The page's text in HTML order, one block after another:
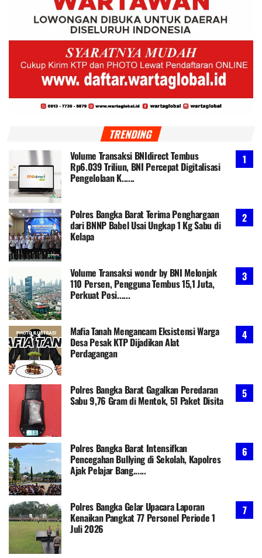
TRENDING
Volume Transaksi BNIdirect Tembus
Rp6.039 Triliun, BNI Percepat Digitalisasi
Pengelolaan K......
Polres Bangka Barat Terima Penghargaan
dari BNNP Babel Usai Ungkap 1 Kg Sabu di
Kelapa
Volume Transaksi wondr by BNI Melonjak
110 Persen, Pengguna Tembus 15,1 Juta,
Perkuat Posi......
Mafia Tanah Mengancam Eksistensi Warga
Desa Pesak KTP Dijadikan Alat
Perdagangan
Polres Bangka Barat Gagalkan Peredaran
Sabu 9,76 Gram di Mentok, 51 Paket Disita
Polres Bangka Barat Intensifkan
Pencegahan Bullying di Sekolah, Kapolres
Ajak Pelajar Bang......
Polres Bangka Gelar Upacara Laporan
Kenaikan Pangkat 77 Personel Periode 1
Juli 2026